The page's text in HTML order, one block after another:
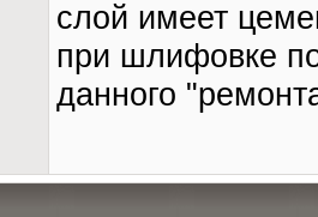
слой имеет
при шлифовке
данного